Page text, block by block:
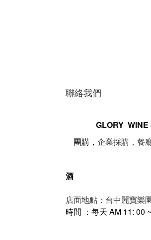
聯絡我們
GLORY WINE
團購， 企業採購，餐
酒
店面地點：台中麗寶樂
時間 ：每天 AM 11: 00